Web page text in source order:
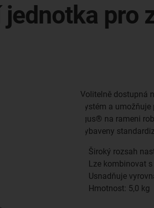
pro
Volitelně dostupná
systém a
igus® na rameni
vybaveny
Široký rozsah
Lze kombinovat
Usnadňuje
Hmotnost: 5,0 kg